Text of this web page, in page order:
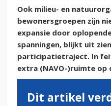
Ook milieu- en
bewonersgroepen zijn
expansie door
spanningen, blijkt uit
participatietraject. In
extra (NAVO-)ruimte op
Dit artikel